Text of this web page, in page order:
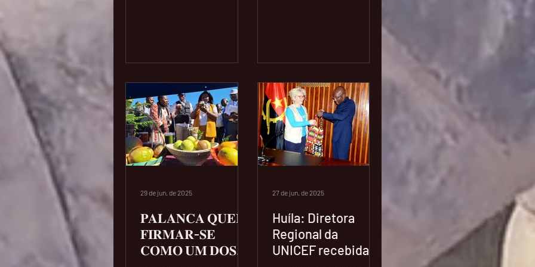
𝐏𝐀𝐋𝐀𝐍𝐂𝐀 𝐐𝐔𝐄𝐑
𝐅𝐈𝐑𝐌𝐀𝐑-𝐒𝐄
𝐂𝐎𝐌𝐎 𝐔𝐌 𝐃𝐎𝐒
29 de jun. de 2025
Huíla: Diretora
Regional da
UNICEF recebida
27 de jun. de 2025